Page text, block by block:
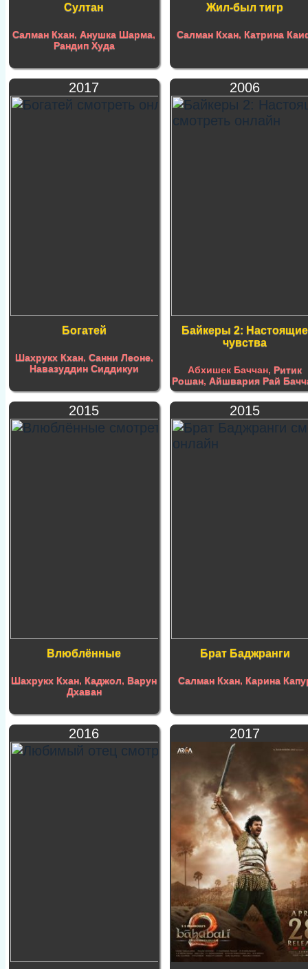
Султан
Салман Кхан,Анушка Шарма,
Рандип Худа
Жил-был тигр
Салман Кхан,Катрина
2017
Богатей
Шахрукх Кхан, Санни Леоне,
Навазуддин Сиддикуи
2006
Байкеры 2: Настоящие
чувства
Абхишек Баччан,Ритик
Рошан,Айшвария Рай
2015
Влюблённые
Шахрукх Кхан,Каджол,Варун
Дхаван
2015
Брат Баджранги
Салман Кхан, Карина
2016 2017